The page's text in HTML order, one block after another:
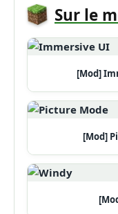
Sur le
[Mod]
[Mod]